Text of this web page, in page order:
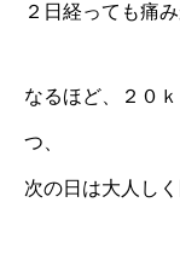
２日経っても痛
なるほど、２０
つ、
次の日は大人し